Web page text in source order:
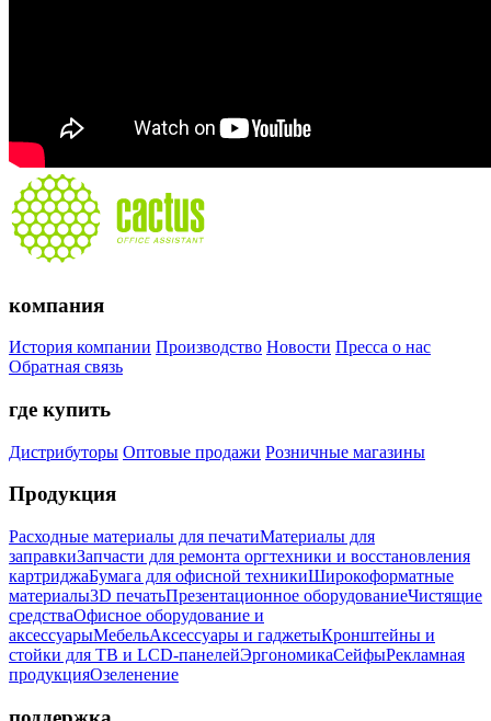
компания
История компании Производство Новости Пресса о нас
Обратная связь
где купить
Дистрибуторы Оптовые продажи Розничные магазины
Продукция
Расходные материалы для печатиМатериалы для
заправкиЗапчасти для ремонта оргтехники и восстановления
картриджаБумага для офисной техникиШирокоформатные
материалы3D печатьПрезентационное оборудованиеЧистящие
средстваОфисное оборудование и
аксессуарыМебельАксессуары и гаджетыКронштейны и
стойки для ТВ и LCD-панелейЭргономикаСейфыРекламная
продукцияОзеленение